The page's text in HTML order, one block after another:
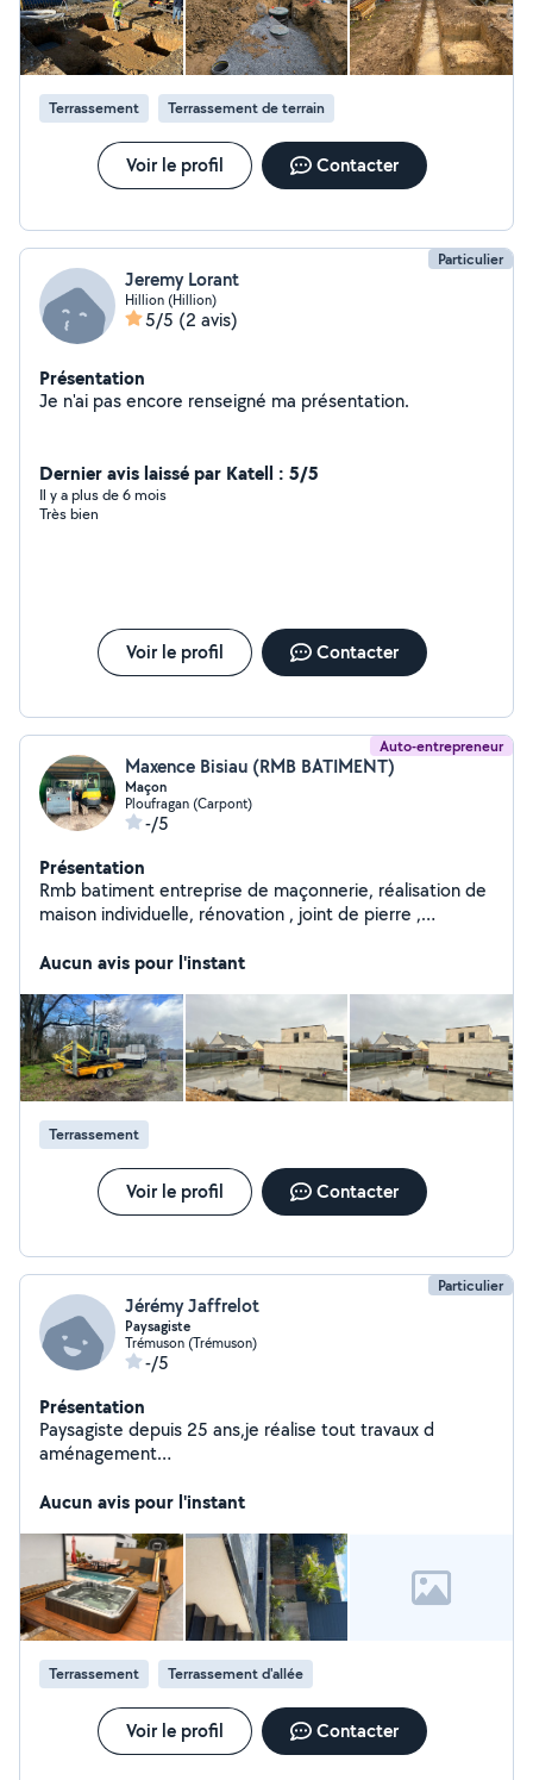
Terrassement Terrassement de terrain
Voir le profil Contacter
Particulier
Jeremy Lorant
Hillion (Hillion)
5/5 (2 avis)
Présentation
Je n'ai pas encore renseigné ma présentation.
Dernier avis laissé par Katell : 5/5
Il y a plus de 6 mois
Très bien
Voir le profil Contacter
Auto-entrepreneur
Maxence Bisiau (RMB BATIMENT)
Maçon
Ploufragan (Carpont)
-/5
Présentation
Rmb batiment entreprise de maçonnerie, réalisation de
maison individuelle, rénovation , joint de pierre ,
Aucun avis pour l'instant
Terrassement
Voir le profil Contacter
Particulier
Jérémy Jaffrelot
Paysagiste
Trémuson (Trémuson)
-/5
Présentation
Paysagiste depuis 25 ans,je réalise tout travaux d
aménagement
de dalle,gazon,éclairage,élagage,pose de portail,
Aucun avis pour l'instant
Terrassement Terrassement d'allée
Voir le profil Contacter